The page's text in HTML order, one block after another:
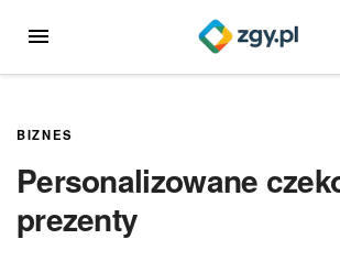
MENU
BIZNES
Personalizowane
prezenty